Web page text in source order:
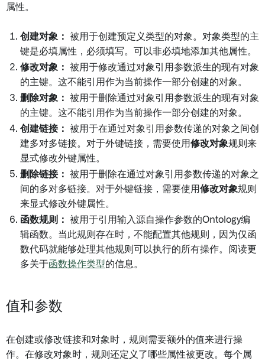
属性。
创建对象：
被用于创建预定义类型的对象。对象类型的主
键是必填属性，必须填写。可以非必填地添加其他属性。
修改对象：
被用于修改通过对象引用参数派生的现有对象
的主键。这不能引用作为当前操作一部分创建的对象。
删除对象：
被用于删除通过对象引用参数派生的现有对象
的主键。这不能引用作为当前操作一部分创建的对象。
创建链接：
被用于在通过对象引用参数传递的对象之间创
建多对多链接。对于外键链接，需要使用修改对象规则来
显式修改外键属性。
删除链接：
被用于删除在通过对象引用参数传递的对象之
间的多对多链接。对于外键链接，需要使用修改对象规则
来显式修改外键属性。
函数规则：
被用于引用输入源自操作参数的Ontology编
辑函数。当此规则存在时，不能配置其他规则，因为仅函
数代码就能够处理其他规则可以执行的所有操作。阅读更
多关于函数操作类型的信息。
值和参数
在创建或修改链接和对象时，规则需要额外的值来进行操
作。在修改对象时，规则还定义了哪些属性被更改。每个属